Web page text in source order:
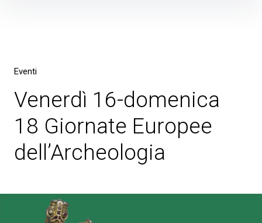
Eventi
Venerdì 16-domenica
18 Giornate Europee
dell’Archeologia